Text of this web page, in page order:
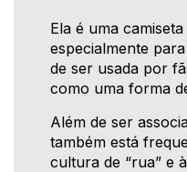
Ela é uma
especialmente
de ser usada por
como uma forma
Além de ser
também está
cultura de “rua” e